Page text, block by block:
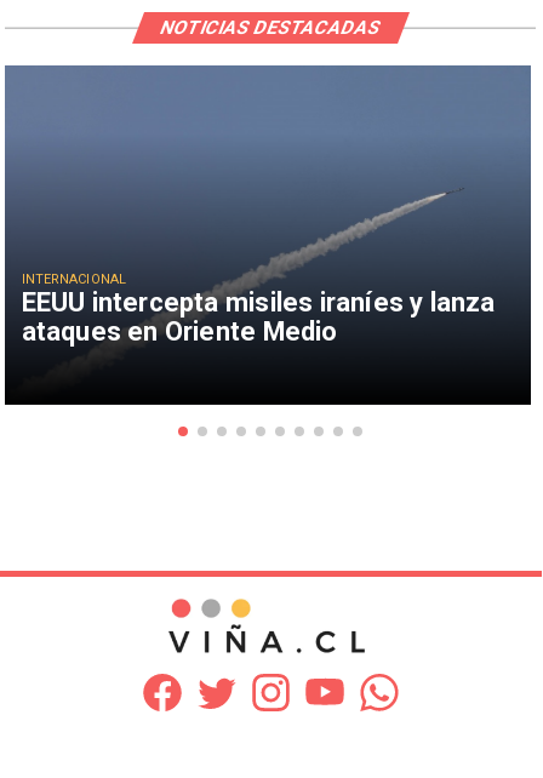
EEUU intercepta misiles iraníes y lanza
ataques en Oriente Medio
INTERNACIONAL
NOTICIAS DESTACADAS